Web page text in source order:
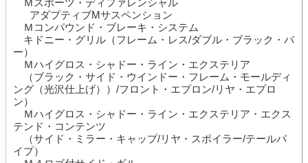
Ｍスポーツ・ディファレンシャル
アダプティブMサスペンション
Ｍコンパウンド・ブレーキ・システム
キドニー・グリル（フレーム・レス/ダブル・ブラック・バ
ー）
Ｍハイグロス・シャドー・ライン・エクステリア
（ブラック・サイド・ウインドー・フレーム・モールディ
ング（光沢仕上げ））/フロント・エプロン/リヤ・エプロ
ン）
Ｍハイグロス・シャドー・ライン・エクステリア・エクス
テンド・コンテンツ
（サイド・ミラー・キャップ/リヤ・スポイラー/テールパ
イプ）